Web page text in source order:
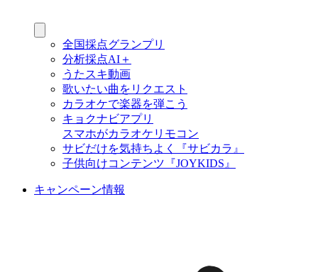
全国採点グランプリ
分析採点AI＋
うたスキ動画
歌いたい曲をリクエスト
カラオケで楽器を弾こう
キョクナビアプリ
スマホがカラオケリモコン
サビだけを気持ちよく『サビカラ』
子供向けコンテンツ『JOYKIDS』
キャンペーン情報